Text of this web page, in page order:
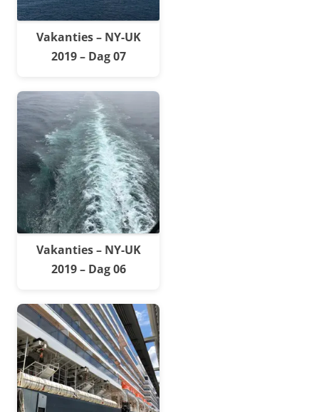
Vakanties – NY-UK
2019 – Dag 07
Vakanties – NY-UK
2019 – Dag 06